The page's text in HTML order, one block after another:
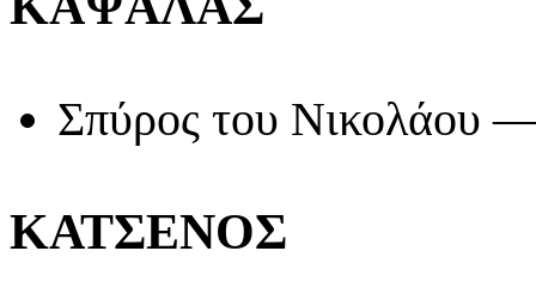
Σπύρος του Νικολάου
ΚΑΤΣΕΝΟΣ